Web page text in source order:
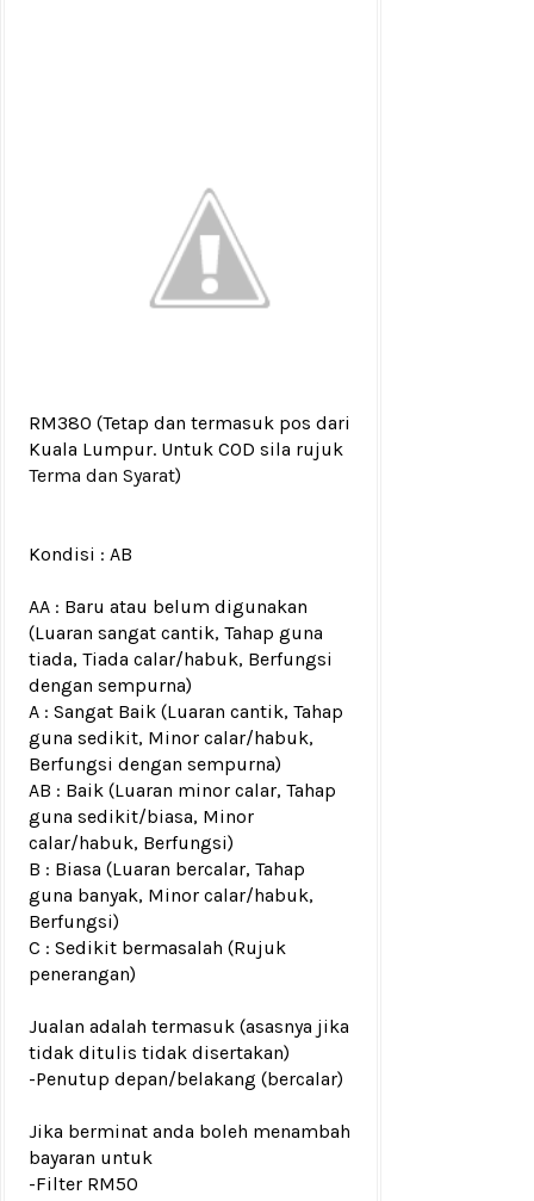
RM380 (Tetap dan termasuk pos dari
Kuala Lumpur. Untuk COD sila rujuk
Terma dan Syarat)
Kondisi : AB
AA : Baru atau belum digunakan
(Luaran sangat cantik, Tahap guna
tiada, Tiada calar/habuk, Berfungsi
dengan sempurna)
A : Sangat Baik (Luaran cantik, Tahap
guna sedikit, Minor calar/habuk,
Berfungsi dengan sempurna)
AB : Baik (Luaran minor calar, Tahap
guna sedikit/biasa, Minor
calar/habuk, Berfungsi)
B : Biasa (Luaran bercalar, Tahap
guna banyak, Minor calar/habuk,
Berfungsi)
C : Sedikit bermasalah (Rujuk
penerangan)
Jualan adalah termasuk (asasnya jika
tidak ditulis tidak disertakan)
-Penutup depan/belakang (bercalar)
Jika berminat anda boleh menambah
bayaran untuk
-Filter RM50